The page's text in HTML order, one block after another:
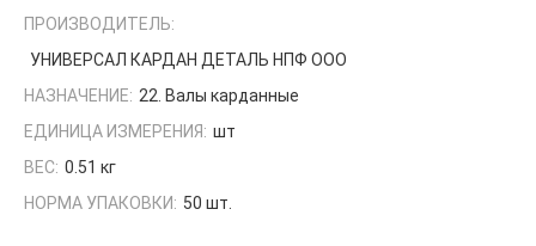
ПРОИЗВОДИТЕЛЬ:
УНИВЕРСАЛ КАРДАН ДЕТАЛЬ НПФ ООО
НАЗНАЧЕНИЕ: 22. Валы карданные
ЕДИНИЦА ИЗМЕРЕНИЯ: шт
ВЕС: 0.51 кг
НОРМА УПАКОВКИ: 50 шт.